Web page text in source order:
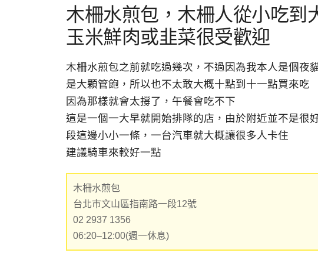
木柵水煎包，木柵人從小吃到
玉米鮮肉或韭菜很受歡迎
木柵水煎包之前就吃過幾次，不過因為我本人是個夜
是大顆管飽，所以也不太敢大概十點到十一點買來吃
因為那樣就會太撐了，午餐會吃不下
這是一個一大早就開始排隊的店，由於附近並不是很
段這邊小小一條，一台汽車就大概讓很多人卡住
建議騎車來較好一點
木柵水煎包
台北市文山區指南路一段12號
02 2937 1356
06:20–12:00(週一休息)